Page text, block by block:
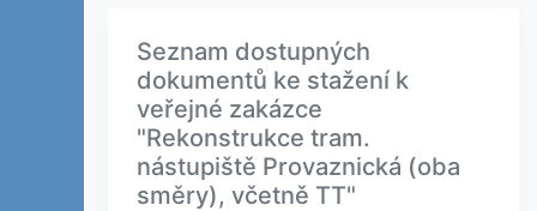
Seznam dostupných
dokumentů ke stažení k
veřejné zakázce
"Rekonstrukce tram.
nástupiště Provaznická (oba
směry), včetně TT"